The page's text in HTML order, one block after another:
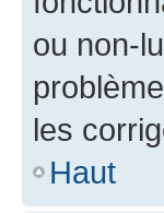
ou non-
les
Haut